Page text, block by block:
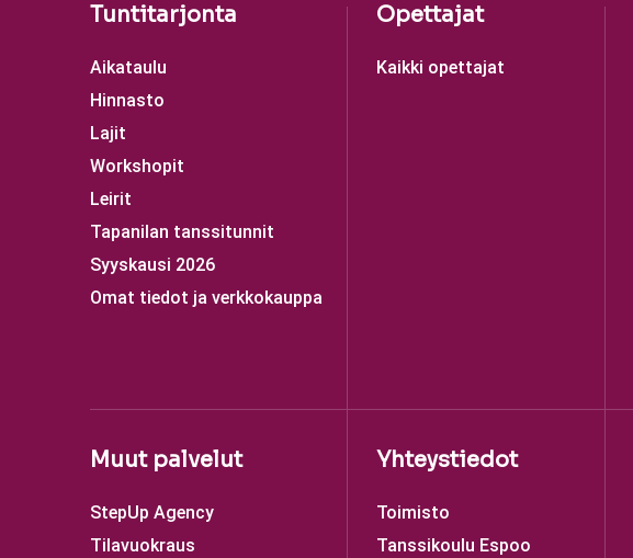
Tuntitarjonta
Aikataulu
Hinnasto
Lajit
Workshopit
Leirit
Tapanilan tanssitunnit
Syyskausi 2026
Omat tiedot ja verkkokauppa
Opettajat
Kaikki opettajat
Muut palvelut
StepUp Agency
Tilavuokraus
Yhteystiedot
Toimisto
Tanssikoulu Espoo